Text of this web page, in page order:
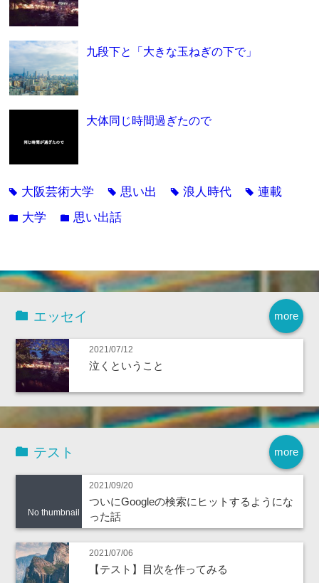
九段下と「大きな玉ねぎの下で」
大体同じ時間過ぎたので
tag 大阪芸術大学 tag 思い出 tag浪人時代 tag連載
folder 大学 folder 思い出話
more
エッセイ
2021/07/12
泣くということ
more
テスト
No thumbnail
2021/09/20
ついにGoogleの検索にヒットするようにな
った話
2021/07/06
【テスト】目次を作ってみる